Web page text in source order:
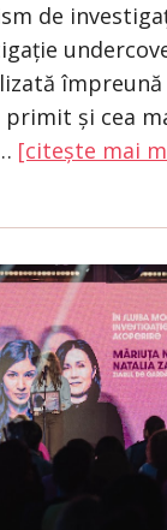
de
primit și cea
[citește mai